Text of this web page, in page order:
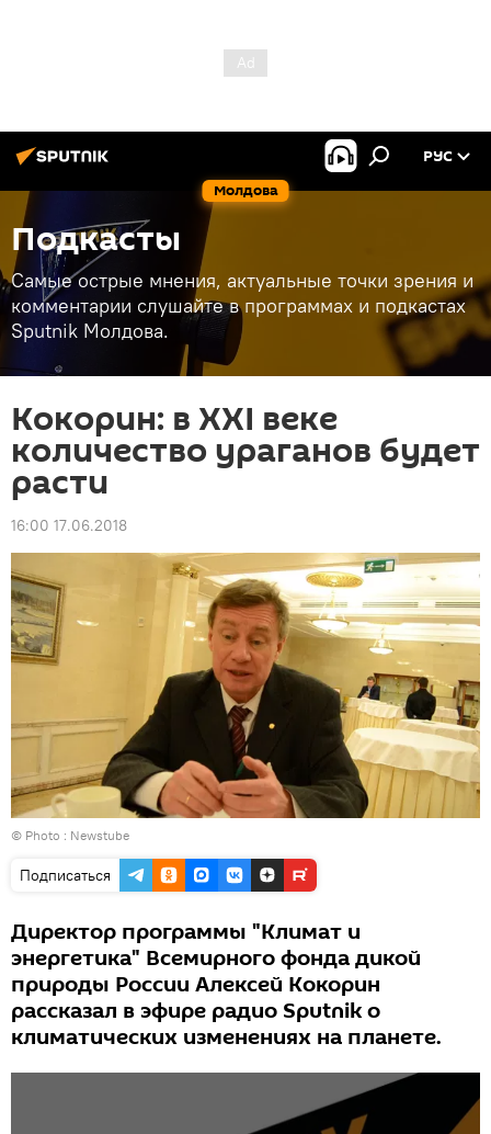
Молдова
РУС
Подкасты
Самые острые мнения, актуальные точки зрения и
комментарии слушайте в программах и подкастах
Sputnik Молдова.
Кокорин: в XXI веке
количество ураганов будет
расти
16:00 17.06.2018
© Photo : Newstube
Подписаться
Директор программы "Климат и
энергетика" Всемирного фонда дикой
природы России Алексей Кокорин
рассказал в эфире радио Sputnik о
климатических изменениях на планете.